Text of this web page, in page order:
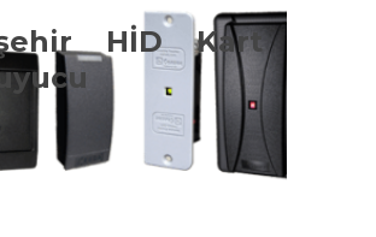
HİD Kart
Çeşitleri
HİD kart okuyucu konusunda
Bilişim olarak aşağıdaki ürün
çeşitleri ile hizmetinizdeyiz.